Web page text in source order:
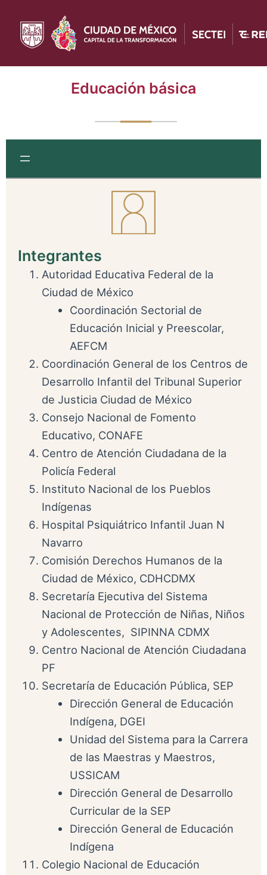
contenido
Educación básica
Integrantes
Autoridad Educativa Federal de la
Ciudad de México
Coordinación Sectorial de
Educación Inicial y Preescolar,
AEFCM
Coordinación General de los Centros de
Desarrollo Infantil del Tribunal Superior
de Justicia Ciudad de México
Consejo Nacional de Fomento
Educativo, CONAFE
Centro de Atención Ciudadana de la
Policía Federal
Instituto Nacional de los Pueblos
Indígenas
Hospital Psiquiátrico Infantil Juan N
Navarro
Comisión Derechos Humanos de la
Ciudad de México, CDHCDMX
Secretaría Ejecutiva del Sistema
Nacional de Protección de Niñas, Niños
y Adolescentes, SIPINNA CDMX
Centro Nacional de Atención Ciudadana
PF
Secretaría de Educación Pública, SEP
Dirección General de Educación
Indígena, DGEI
Unidad del Sistema para la Carrera
de las Maestras y Maestros,
USSICAM
Dirección General de Desarrollo
Curricular de la SEP
Dirección General de Educación
Indígena
Colegio Nacional de Educación